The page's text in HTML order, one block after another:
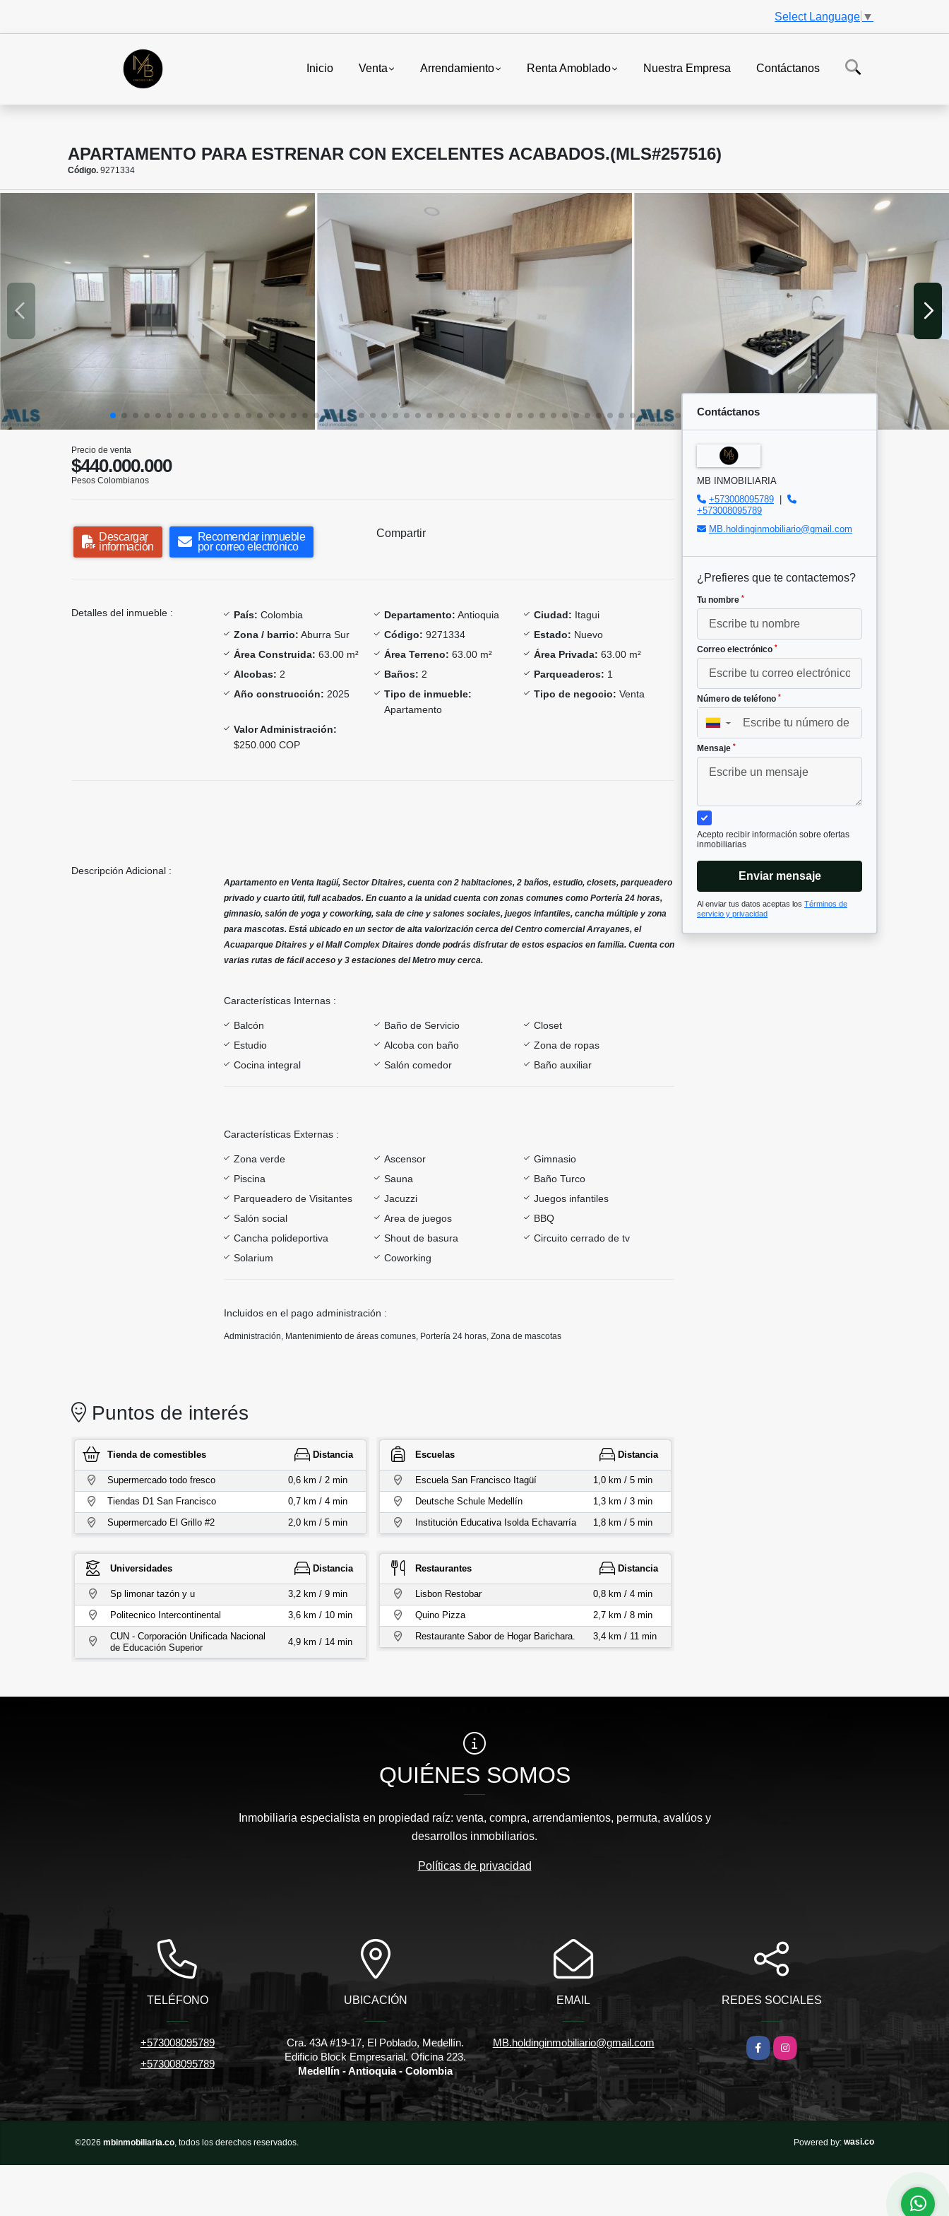
Select Language ▼
Inicio Venta Arrendamiento Renta Amoblado Nuestra Empresa Contáctanos
APARTAMENTO PARA ESTRENAR CON EXCELENTES ACABADOS.(MLS#257516)
Código. 9271334
Precio de venta
$440.000.000
Pesos Colombianos
Descargar
información
Recomendar inmueble
por correo electrónico
Compartir
Detalles del inmueble : País: Colombia Departamento: Antioquia Ciudad: Itagui
Zona / barrio: Aburra Sur Código: 9271334 Estado: Nuevo
Área Construida: 63.00 m² Área Terreno: 63.00 m² Área Privada: 63.00 m²
Alcobas: 2 Baños: 2 Parqueaderos: 1
Año construcción: 2025
Tipo de inmueble:
Apartamento
Tipo de negocio: Venta
Valor Administración:
$250.000 COP
Descripción Adicional :
Apartamento en Venta Itagüí, Sector Ditaires, cuenta con 2 habitaciones, 2 baños, estudio, closets, parqueadero
privado y cuarto útil, full acabados. En cuanto a la unidad cuenta con zonas comunes como Portería 24 horas,
gimnasio, salón de yoga y coworking, sala de cine y salones sociales, juegos infantiles, cancha múltiple y zona
para mascotas. Está ubicado en un sector de alta valorización cerca del Centro comercial Arrayanes, el
Acuaparque Ditaires y el Mall Complex Ditaires donde podrás disfrutar de estos espacios en familia. Cuenta con
varias rutas de fácil acceso y 3 estaciones del Metro muy cerca.
Características Internas :
Balcón Baño de Servicio
Closet
Estudio
Alcoba con baño
Zona de ropas
Cocina integral
Salón comedor Baño auxiliar
Características Externas :
Zona verde Ascensor
Gimnasio
Piscina
Sauna
Baño Turco
Parqueadero de Visitantes
Jacuzzi
Juegos infantiles
Salón social
Area de juegos
BBQ
Cancha polideportiva
Shout de basura
Circuito cerrado de tv
Solarium
Coworking
Incluidos en el pago administración :
Administración, Mantenimiento de áreas comunes, Portería 24 horas, Zona de mascotas
Puntos de interés
Tienda de comestibles Distancia
Supermercado todo fresco
0,6 km / 2 min
Tiendas D1 San Francisco
0,7 km / 4 min
Supermercado El Grillo #2
2,0 km / 5 min
Escuelas Distancia
Escuela San Francisco Itagüí
1,0 km / 5 min
Deutsche Schule Medellín
1,3 km / 3 min
Institución Educativa Isolda Echavarría
1,8 km / 5 min
Universidades Distancia
Sp limonar tazón y u
3,2 km / 9 min
Politecnico Intercontinental
3,6 km / 10 min
CUN - Corporación Unificada Nacional
de Educación Superior
4,9 km / 14 min
Restaurantes Distancia
Lisbon Restobar
0,8 km / 4 min
Quino Pizza
2,7 km / 8 min
Restaurante Sabor de Hogar Barichara.
3,4 km / 11 min
Contáctanos
MB INMOBILIARIA
+573008095789
+573008095789
MB.holdinginmobiliario@gmail.com
¿Prefieres que te contactemos?
Tu nombre *
Correo electrónico *
Número de teléfono *
▼
Mensaje *
Acepto recibir información sobre ofertas
inmobiliarias
Enviar mensaje
Al enviar tus datos aceptas los Términos de
servicio y privacidad
QUIÉNES SOMOS
Inmobiliaria especialista en propiedad raíz: venta, compra, arrendamientos, permuta, avalúos y
desarrollos inmobiliarios.
Políticas de privacidad
TELÉFONO
+573008095789
+573008095789
UBICACIÓN
Cra. 43A #19-17, El Poblado, Medellín.
Edificio Block Empresarial. Oficina 223.
Medellín - Antioquia - Colombia
EMAIL
MB.holdinginmobiliario@gmail.com
REDES SOCIALES
FacebookInstagram
©2026 mbinmobiliaria.co , todos los derechos reservados. Powered by: wasi.co